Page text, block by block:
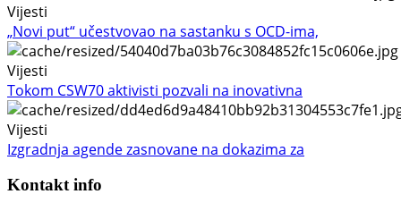
Vijesti
„Novi put“ učestvovao na sastanku s OCD-ima,
Vijesti
Tokom CSW70 aktivisti pozvali na inovativna
Vijesti
Izgradnja agende zasnovane na dokazima za
Kontakt info